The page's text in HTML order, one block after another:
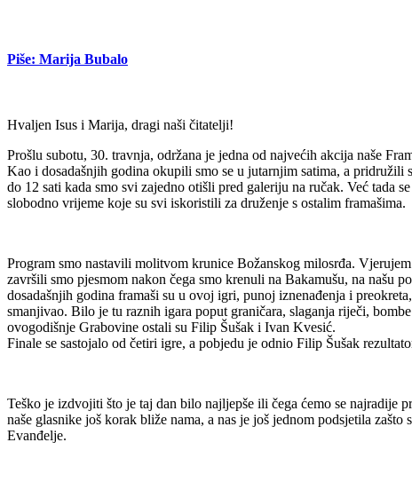
Piše: Marija Bubalo
Hvaljen Isus i Marija, dragi naši čitatelji!
Prošlu subotu, 30. travnja, održana je jedna od najvećih akcija naše
Kao i dosadašnjih godina okupili smo se u jutarnjim satima, a
do 12 sati kada smo svi zajedno otišli pred galeriju na ručak. Već tada
slobodno vrijeme koje su svi iskoristili za druženje s ostalim framašima.
Program smo nastavili molitvom krunice Božanskog milosrđa.
završili smo pjesmom nakon čega smo krenuli na Bakamušu, na našu
dosadašnjih godina framaši su u ovoj igri, punoj iznenađenja i
smanjivao. Bilo je tu raznih igara poput graničara, slaganja riječi,
ovogodišnje Grabovine ostali su Filip Šušak i Ivan Kvesić.
Finale se sastojalo od četiri igre, a pobjedu je odnio Filip Šušak
Teško je izdvojiti što je taj dan bilo najljepše ili čega ćemo se najradije
naše glasnike još korak bliže nama, a nas je još jednom podsjetila
Evanđelje.